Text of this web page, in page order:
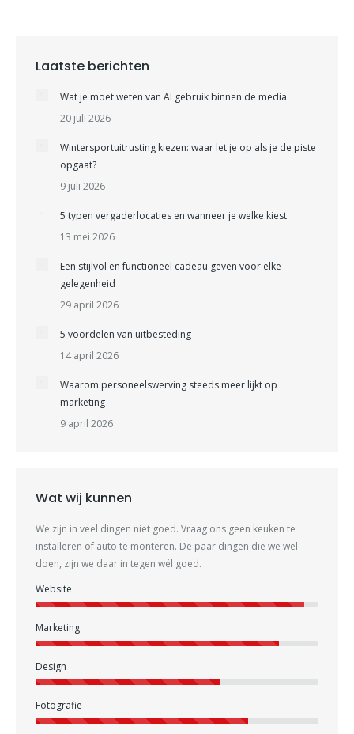
Laatste berichten
Wat je moet weten van AI gebruik binnen de media
20 juli 2026
Wintersportuitrusting kiezen: waar let je op als je de piste
opgaat?
9 juli 2026
5 typen vergaderlocaties en wanneer je welke kiest
13 mei 2026
Een stijlvol en functioneel cadeau geven voor elke
gelegenheid
29 april 2026
5 voordelen van uitbesteding
14 april 2026
Waarom personeelswerving steeds meer lijkt op
marketing
9 april 2026
Wat wij kunnen
We zijn in veel dingen niet goed. Vraag ons geen keuken te
installeren of auto te monteren. De paar dingen die we wel
doen, zijn we daar in tegen wél goed.
Website
Marketing
Design
Fotografie